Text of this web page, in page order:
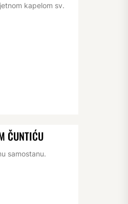
kapelom sv.
ČUNTIĆU
samostanu.